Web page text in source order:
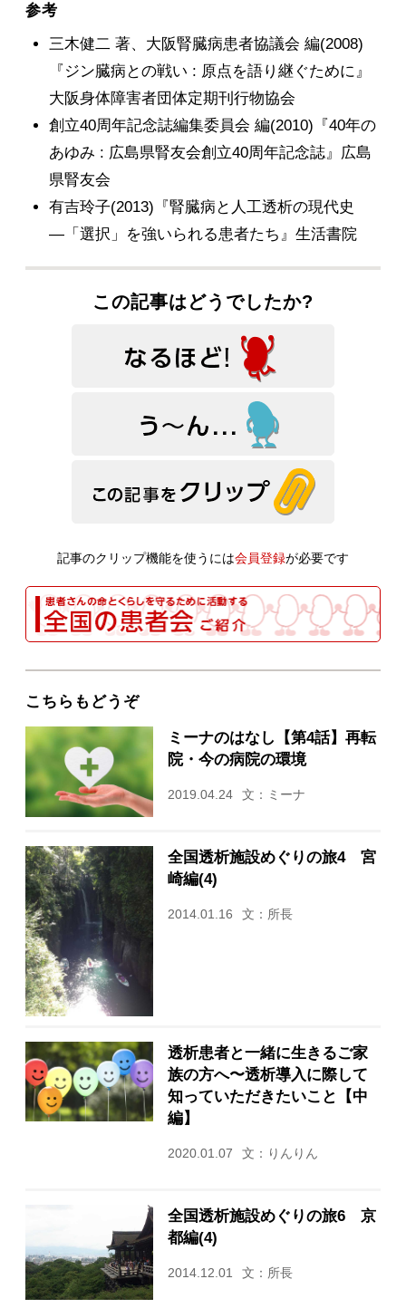
参考
三木健二 著、大阪腎臓病患者協議会 編(2008)
『ジン臓病との戦い : 原点を語り継ぐために』
大阪身体障害者団体定期刊行物協会
創立40周年記念誌編集委員会 編(2010)『40年の
あゆみ : 広島県腎友会創立40周年記念誌』広島
県腎友会
有吉玲子(2013)『腎臓病と人工透析の現代史
―「選択」を強いられる患者たち』生活書院
この記事はどうでしたか?
記事のクリップ機能を使うには会員登録が必要です
こちらもどうぞ
ミーナのはなし【第4話】再転
院・今の病院の環境
2019.04.24 文：ミーナ
全国透析施設めぐりの旅4 宮
崎編(4)
2014.01.16 文：所長
透析患者と一緒に生きるご家
族の方へ〜透析導入に際して
知っていただきたいこと【中
編】
2020.01.07 文：りんりん
全国透析施設めぐりの旅6 京
都編(4)
2014.12.01 文：所長